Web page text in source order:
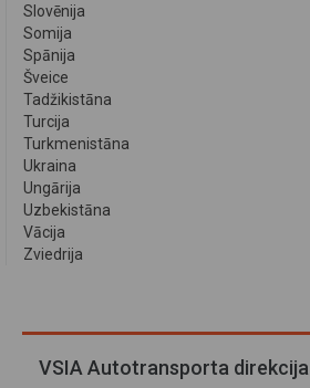
Slovēnija
Somija
Spānija
Šveice
Tadžikistāna
Turcija
Turkmenistāna
Ukraina
Ungārija
Uzbekistāna
Vācija
Zviedrija
VSIA Autotransporta direkcija